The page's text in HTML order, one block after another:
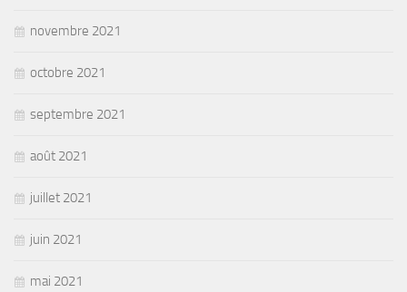
novembre 2021
octobre 2021
septembre 2021
août 2021
juillet 2021
juin 2021
mai 2021